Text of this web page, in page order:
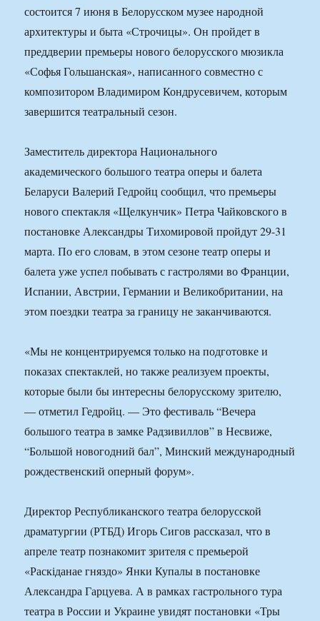
состоится 7 июня в Белорусском музее народной
архитектуры и быта «Строчицы». Он пройдет в
преддверии премьеры нового белорусского мюзикла
«Софья Гольшанская», написанного совместно с
композитором Владимиром Кондрусевичем, которым
завершится театральный сезон.
Заместитель директора Национального
академического большого театра оперы и балета
Беларуси Валерий Гедройц сообщил, что премьеры
нового спектакля «Щелкунчик» Петра Чайковского в
постановке Александры Тихомировой пройдут 29-31
марта. По его словам, в этом сезоне театр оперы и
балета уже успел побывать с гастролями во Франции,
Испании, Австрии, Германии и Великобритании, на
этом поездки театра за границу не заканчиваются.
«Мы не концентрируемся только на подготовке и
показах спектаклей, но также реализуем проекты,
которые были бы интересны белорусскому зрителю,
— отметил Гедройц. — Это фестиваль “Вечера
большого театра в замке Радзивиллов” в Несвиже,
“Большой новогодний бал”, Минский международный
рождественский оперный форум».
Директор Республиканского театра белорусской
драматургии (РТБД) Игорь Сигов рассказал, что в
апреле театр познакомит зрителя с премьерой
«Раскіданае гняздо» Янки Купалы в постановке
Александра Гарцуева. А в рамках гастрольного тура
театра в России и Украине увидят постановки «Тры